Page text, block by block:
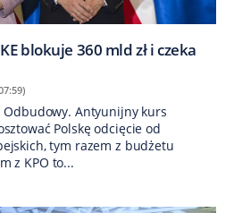
blokuje 360 mld zł i czeka
Odbudowy. Antyunijny kurs
Polskę odcięcie od
tym razem z budżetu
z KPO to...